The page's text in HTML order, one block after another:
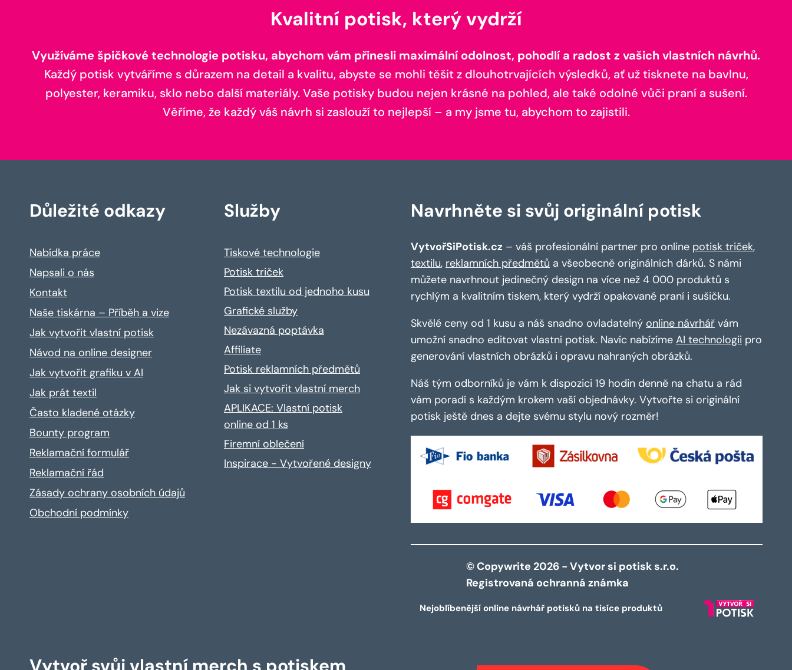
Kvalitní potisk, který vydrží
Využíváme špičkové technologie potisku, abychom vám přinesli maximální odolnost, pohodlí a radost z vašich vlastních návrhů.
Každý potisk vytváříme s důrazem na detail a kvalitu, abyste se mohli těšit z dlouhotrvajících výsledků, ať už tisknete na bavlnu,
polyester, keramiku, sklo nebo další materiály. Vaše potisky budou nejen krásné na pohled, ale také odolné vůči praní a sušení.
Věříme, že každý váš návrh si zaslouží to nejlepší – a my jsme tu, abychom to zajistili.
Důležité odkazy
Nabídka práce
Napsali o nás
Kontakt
Naše tiskárna – Příběh a vize
Jak vytvořit vlastní potisk
Návod na online designer
Jak vytvořit grafiku v AI
Jak prát textil
Často kladené otázky
Bounty program
Reklamační formulář
Reklamační řád
Zásady ochrany osobních údajů
Obchodní podmínky
Služby
Tiskové technologie
Potisk triček
Potisk textilu od jednoho kusu
Grafické služby
Nezávazná poptávka
Affiliate
Potisk reklamních předmětů
Jak si vytvořit vlastní merch
APLIKACE: Vlastní potisk
online od 1 ks
Firemní oblečení
Inspirace - Vytvořené designy
Navrhněte si svůj originální potisk
VytvořSiPotisk.cz – váš profesionální partner pro online potisk triček,
textilu, reklamních předmětů a všeobecně originálních dárků. S námi
můžete navrhnout jedinečný design na více než 4 000 produktů s
rychlým a kvalitním tiskem, který vydrží opakované praní i sušičku.
Skvělé ceny od 1 kusu a náš snadno ovladatelný online návrhář vám
umožní snadno editovat vlastní potisk. Navíc nabízíme AI technologii pro
generování vlastních obrázků i opravu nahraných obrázků.
Náš tým odborníků je vám k dispozici 19 hodin denně na chatu a rád
vám poradí s každým krokem vaší objednávky. Vytvořte si originální
potisk ještě dnes a dejte svému stylu nový rozměr!
© Copywrite 2026 - Vytvor si potisk s.r.o.
Registrovaná ochranná známka
Nejoblíbenější online návrhář potisků na tisíce produktů